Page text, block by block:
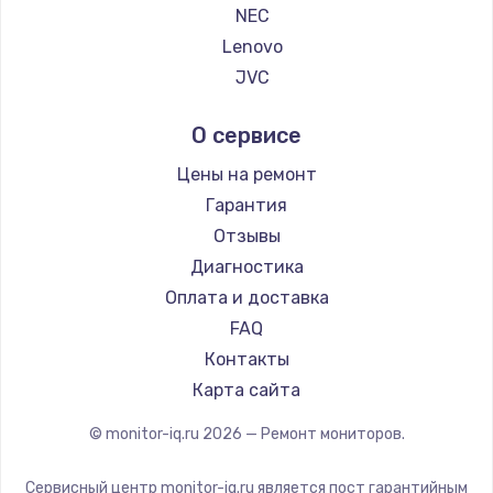
2500 руб.
Заказать
1300 руб.
Заказать
Техобслуживание
Заказать
Установка / подключение / демонтаж
1300 руб.
NEC
Lenovo
JVC
Aorus
Thunderobot
АОС
Ardor
Machenike
iru
Titan Army
iFFALCON
Dahua
О сервисе
Цены на ремонт
Гарантия
Отзывы
Диагностика
Оплата и доставка
FAQ
Контакты
Карта сайта
© monitor-iq.ru 2026 — Ремонт мониторов.
Сервисный центр monitor-iq.ru является пост гарантийным